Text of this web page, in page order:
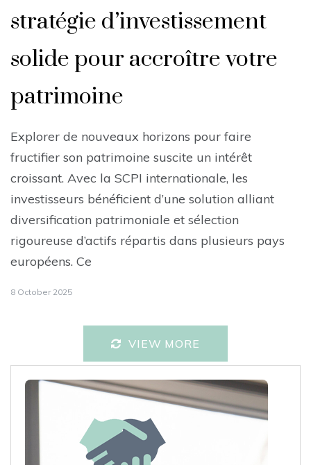
stratégie d’investissement
solide pour accroître votre
patrimoine
Explorer de nouveaux horizons pour faire
fructifier son patrimoine suscite un intérêt
croissant. Avec la SCPI internationale, les
investisseurs bénéficient d’une solution alliant
diversification patrimoniale et sélection
rigoureuse d’actifs répartis dans plusieurs pays
européens. Ce
8 October 2025
VIEW MORE